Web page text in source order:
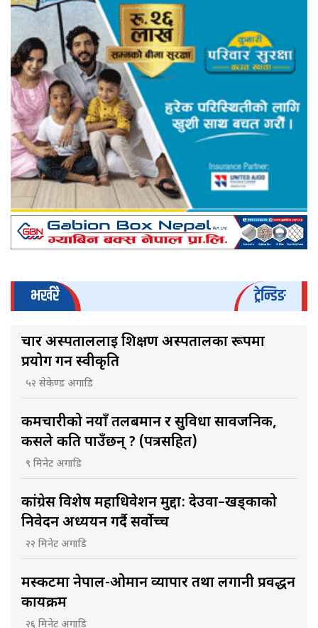
भर्खरै ट्रेन्डिङ
चार अस्पताललाई शिक्षण अस्पतालका रूपमा
प्रयोग गर्न स्वीकृति
५२ सेकेण्ड अगाडि
कर्मचारीको नयाँ तलबमान र सुविधा सार्वजनिक,
कसले कति पाउँछन् ? (पत्रसहित)
९ मिनेट अगाडि
कांग्रेस विशेष महाधिवेशन मुद्दा: देउवा–खड्काको
निवेदन अध्ययन गर्दै सर्वोच्च
२२ मिनेट अगाडि
मस्कटमा नेपाल-ओमान व्यापार तथा लगानी प्रवर्द्धन
कार्यक्रम
२६ मिनेट अगाडि